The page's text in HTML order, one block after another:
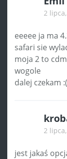
2
eeeee ja ma
safari sie
moja 2 to
wogole
dalej czekam :(
2
jest jakaś